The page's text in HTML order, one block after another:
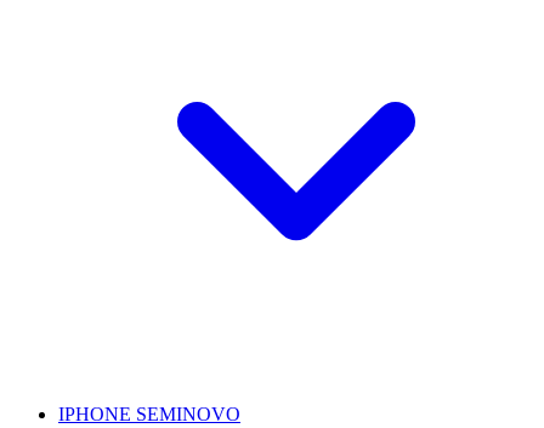
IPHONE SEMINOVO